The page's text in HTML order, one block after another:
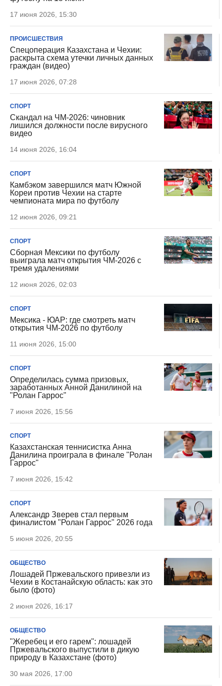
17 июня 2026, 15:30
ПРОИСШЕСТВИЯ
Спецоперация Казахстана и Чехии:
раскрыта схема утечки личных данных
граждан (видео)
17 июня 2026, 07:28
СПОРТ
Скандал на ЧМ-2026: чиновник
лишился должности после вирусного
видео
14 июня 2026, 16:04
СПОРТ
Камбэком завершился матч Южной
Кореи против Чехии на старте
чемпионата мира по футболу
12 июня 2026, 09:21
СПОРТ
Сборная Мексики по футболу
выиграла матч открытия ЧМ-2026 с
тремя удалениями
12 июня 2026, 02:03
СПОРТ
Мексика - ЮАР: где смотреть матч
открытия ЧМ-2026 по футболу
11 июня 2026, 15:00
СПОРТ
Определилась сумма призовых,
заработанных Анной Данилиной на
"Ролан Гаррос"
7 июня 2026, 15:56
СПОРТ
Казахстанская теннисистка Анна
Данилина проиграла в финале "Ролан
Гаррос"
7 июня 2026, 15:42
СПОРТ
Александр Зверев стал первым
финалистом "Ролан Гаррос" 2026 года
5 июня 2026, 20:55
ОБЩЕСТВО
Лошадей Пржевальского привезли из
Чехии в Костанайскую область: как это
было (фото)
2 июня 2026, 16:17
ОБЩЕСТВО
"Жеребец и его гарем": лошадей
Пржевальского выпустили в дикую
природу в Казахстане (фото)
30 мая 2026, 17:00